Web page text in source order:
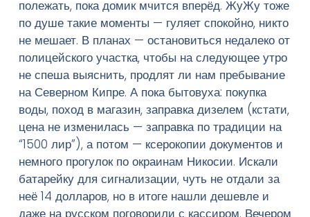
полежать, пока домик мчится вперёд. ЖуЖу тоже
по душе такие моменты — гуляет спокойно, никто
не мешает. В планах — остановиться недалеко от
полицейского участка, чтобы на следующее утро
не спеша выяснить, продлят ли нам пребывание
на Северном Кипре. А пока бытовуха: покупка
воды, поход в магазин, заправка дизелем (кстати,
цена не изменилась — заправка по традиции на
“1500 лир”), а потом — ксерокопии документов и
немного прогулок по окраинам Никосии. Искали
батарейку для сигнализации, чуть не отдали за
неё 14 долларов, но в итоге нашли дешевле и
даже на русском поговорили с кассиром. Вечером